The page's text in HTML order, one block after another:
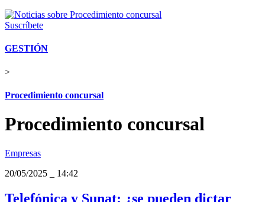
Suscríbete
GESTIÓN
>
Procedimiento concursal
Procedimiento concursal
Empresas
20/05/2025
14:42
Telefónica y Sunat: ¿se pueden dictar